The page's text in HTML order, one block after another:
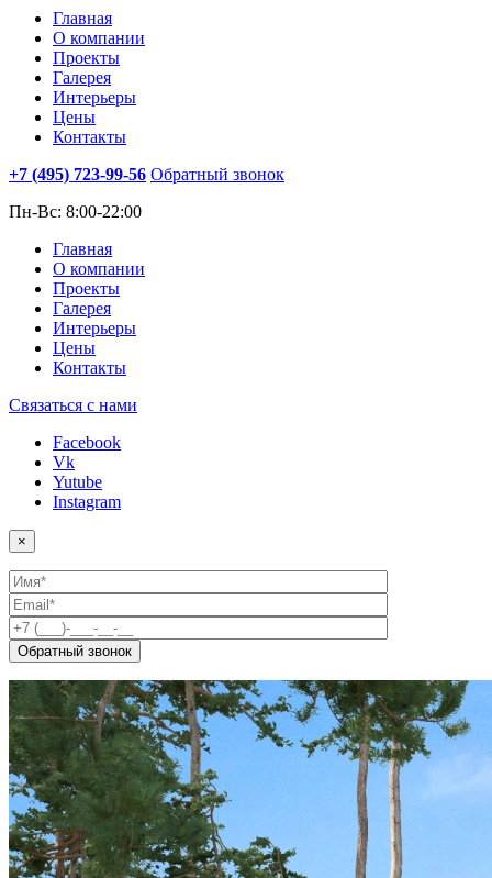
Главная
О компании
Проекты
Галерея
Интерьеры
Цены
Контакты
+7 (495) 723-99-56 Обратный звонок
Пн-Вс: 8:00-22:00
Главная
О компании
Проекты
Галерея
Интерьеры
Цены
Контакты
Связаться с нами
Facebook
Vk
Yutube
Instagram
×